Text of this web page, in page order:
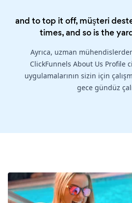
and to top it off, müşteri
times, and so is the
Ayrıca, uzman
ClickFunnels About Us Profile
uygulamalarının sizin için
gece gündüz